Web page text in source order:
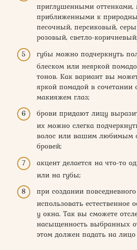
приглушенными оттенками,
приближенными к
песочный, персиковый,
розовый, светло-коричневый;
губы можно подчеркнуть
блеском или неяркой
тонов. Как вариант вы
яркой помадой в сочетании
макияжем глаз;
брови придают лицу
их можно слегка
волос или вашим любимым
бровей;
акцент делается на что-то
или на губы;
при создании
использовать естественное
у окна. Так вы сможете
насыщенность выбранных
этом должен падать на